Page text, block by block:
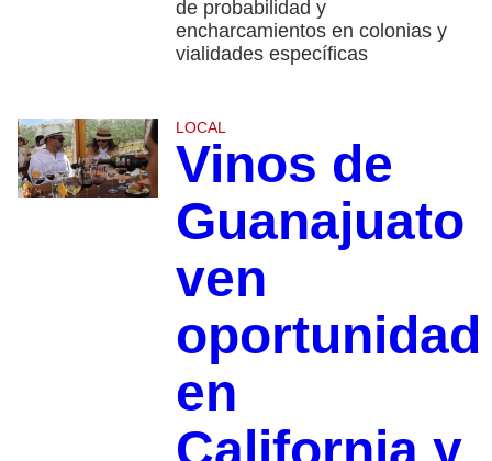
de probabilidad y
encharcamientos en colonias y
vialidades específicas
LOCAL
Vinos de
Guanajuato
ven
oportunidad
en